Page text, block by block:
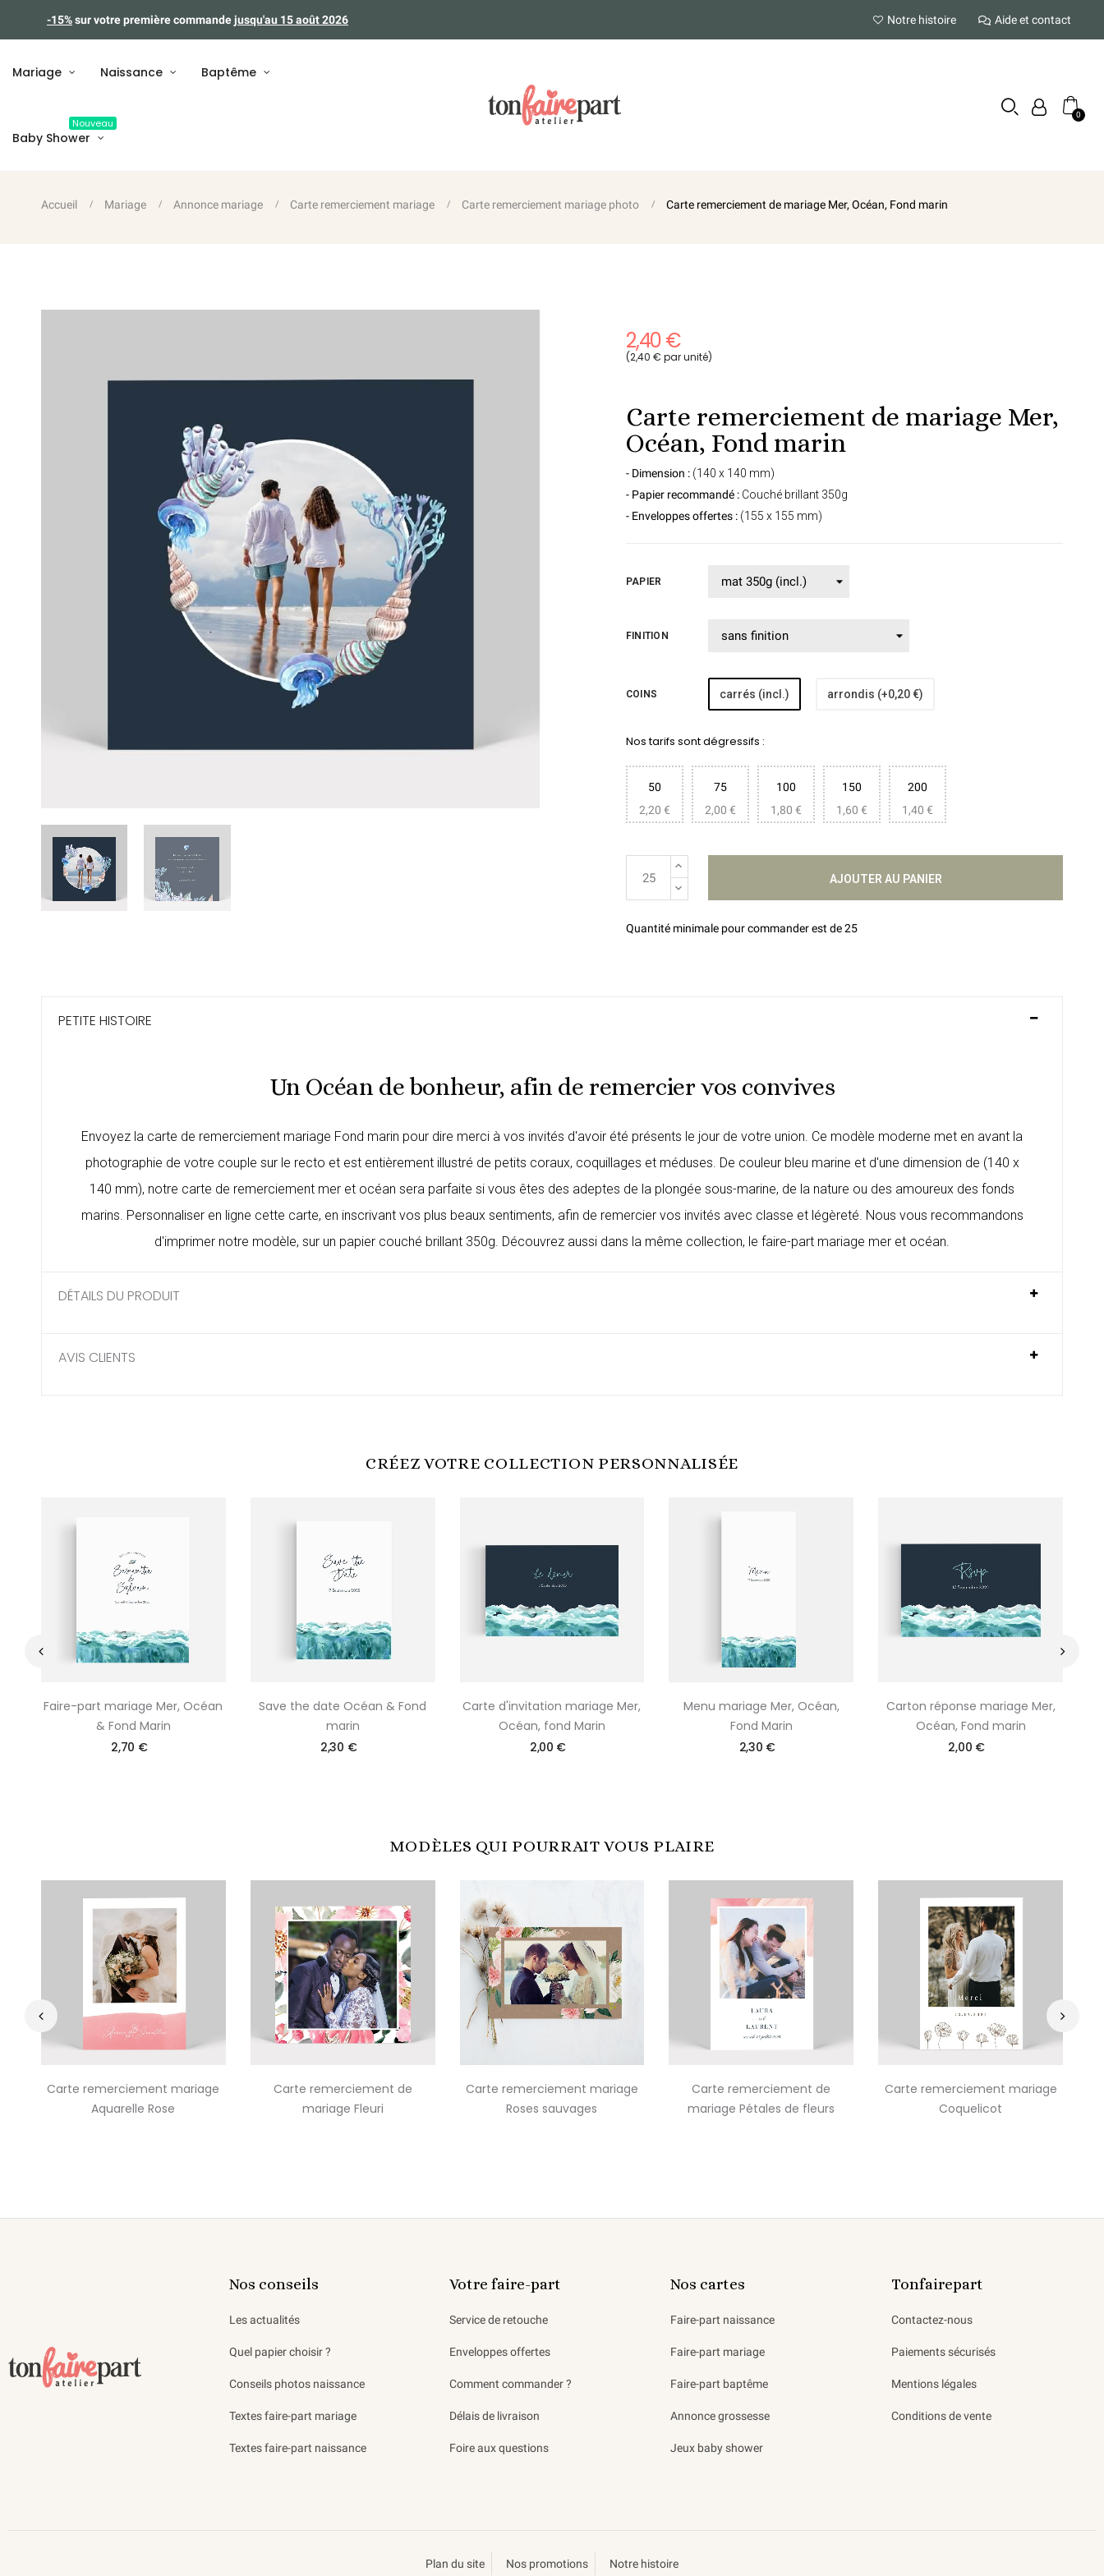
-15%sur votre première commandejusqu'au 15 août 2026 Notre histoire Aide et contact
Mariage Naissance Baptême
Baby Shower
Nouveau
Accueil Mariage Annonce mariage Carte remerciement mariage Carte remerciement mariage photo Carte remerciement de mariage Mer, Océan, Fond marin
2,40 €
(2,40 € par unité)
Carte remerciement de mariage Mer,
Océan, Fond marin
- Dimension : (140 x 140 mm)
- Papier recommandé : Couché brillant 350g
- Enveloppes offertes : (155 x 155 mm)
PAPIER
FINITION
COINS carrés (incl.) arrondis (+0,20 €)
Nos tarifs sont dégressifs :
50
2,20 €
75
2,00 €
100
1,80 €
150
1,60 €
200
1,40 €
AJOUTER AU PANIER
Quantité minimale pour commander est de 25
PETITE HISTOIRE
Un Océan de bonheur, afin de remercier vos convives
Envoyez la carte de remerciement mariage Fond marin pour dire merci à vos invités d'avoir été présents le jour de votre union. Ce modèle moderne met en avant la
photographie de votre couple sur le recto et est entièrement illustré de petits coraux, coquillages et méduses. De couleur bleu marine et d'une dimension de (140 x
140 mm), notre carte de remerciement mer et océan sera parfaite si vous êtes des adeptes de la plongée sous-marine, de la nature ou des amoureux des fonds
marins. Personnaliser en ligne cette carte, en inscrivant vos plus beaux sentiments, afin de remercier vos invités avec classe et légèreté. Nous vous recommandons
d'imprimer notre modèle, sur un papier couché brillant 350g. Découvrez aussi dans la même collection, le faire-part mariage mer et océan.
DÉTAILS DU PRODUIT
AVIS CLIENTS
CRÉEZ VOTRE COLLECTION PERSONNALISÉE
Faire-part mariage Mer, Océan
& Fond Marin
2,70 €
Save the date Océan & Fond
marin
2,30 €
Carte d'invitation mariage Mer,
Océan, fond Marin
2,00 €
Menu mariage Mer, Océan,
Fond Marin
2,30 €
Carton réponse mariage Mer,
Océan, Fond marin
2,00 €
MODÈLES QUI POURRAIT VOUS PLAIRE
Carte remerciement mariage
Aquarelle Rose
Carte remerciement de
mariage Fleuri
Carte remerciement mariage
Roses sauvages
Carte remerciement de
mariage Pétales de fleurs
Carte remerciement mariage
Coquelicot
Nos conseils
Les actualités
Quel papier choisir ?
Conseils photos naissance
Textes faire-part mariage
Textes faire-part naissance
Votre faire-part
Service de retouche
Enveloppes offertes
Comment commander ?
Délais de livraison
Foire aux questions
Nos cartes
Faire-part naissance
Faire-part mariage
Faire-part baptême
Annonce grossesse
Jeux baby shower
Tonfairepart
Contactez-nous
Paiements sécurisés
Mentions légales
Conditions de vente
Plan du site Nos promotions Notre histoire